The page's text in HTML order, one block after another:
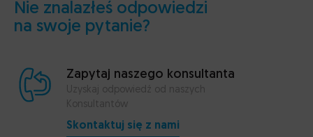
Nie znalazłeś odpowiedzi
na swoje pytanie?
Zapytaj naszego konsultanta
Uzyskaj odpowiedź od naszych
Konsultantów
Skontaktuj się z nami